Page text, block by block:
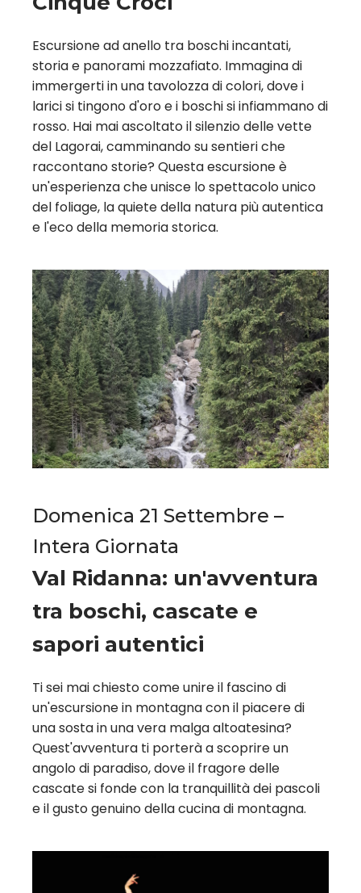
Escursione ad anello tra boschi incantati,
storia e panorami mozzafiato. Immagina di
immergerti in una tavolozza di colori, dove i
larici si tingono d'oro e i boschi si infiammano di
rosso. Hai mai ascoltato il silenzio delle vette
del Lagorai, camminando su sentieri che
raccontano storie? Questa escursione è
un'esperienza che unisce lo spettacolo unico
del foliage, la quiete della natura più autentica
e l'eco della memoria storica.
Domenica 21 Settembre –
Intera Giornata
Val Ridanna: un'avventura
tra boschi, cascate e
sapori autentici
Ti sei mai chiesto come unire il fascino di
un'escursione in montagna con il piacere di
una sosta in una vera malga altoatesina?
Quest'avventura ti porterà a scoprire un
angolo di paradiso, dove il fragore delle
cascate si fonde con la tranquillità dei pascoli
e il gusto genuino della cucina di montagna.